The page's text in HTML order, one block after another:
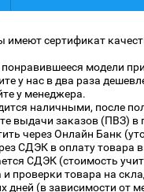
имеют сертификат
модели
у нас в два раза
у менеджера.
наличными, после
выдачи заказов (ПВЗ)
через Онлайн Банк
СДЭК в оплату товара
СДЭК (стоимость
и проверки товара на
дней (в зависимости от